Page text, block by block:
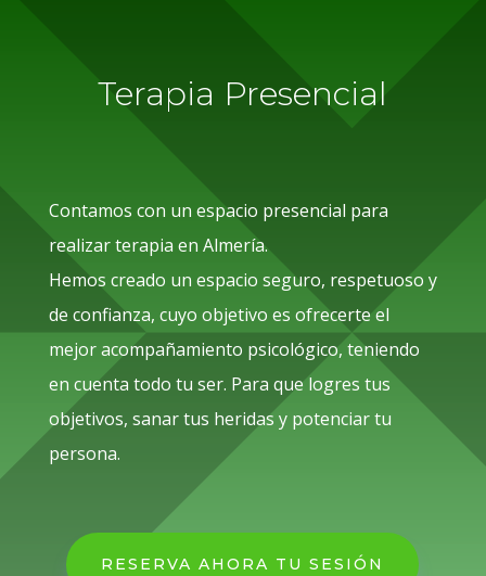
Terapia Presencial
Contamos con un espacio presencial para
realizar terapia en Almería.
Hemos creado un espacio seguro, respetuoso y
de confianza, cuyo objetivo es ofrecerte el
mejor acompañamiento psicológico, teniendo
en cuenta todo tu ser. Para que logres tus
objetivos, sanar tus heridas y potenciar tu
persona.
RESERVA AHORA TU SESIÓN